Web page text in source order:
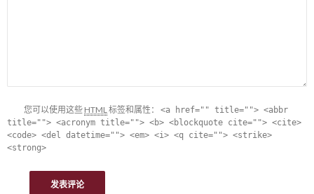
您可以使用这些 HTML标签和属性： <a href="" title=""> <abbr
title=""> <acronym title=""> <b> <blockquote cite=""> <cite>
<code> <del datetime=""> <em> <i> <q cite=""> <strike>
<strong>